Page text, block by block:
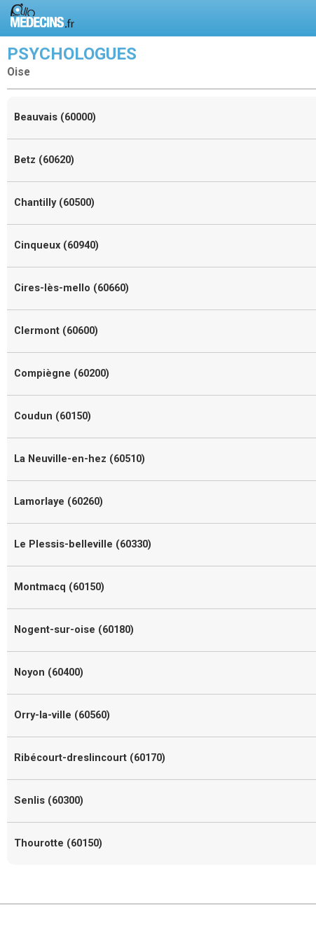
PSYCHOLOGUES
Oise
Beauvais (60000)
Betz (60620)
Chantilly (60500)
Cinqueux (60940)
Cires-lès-mello (60660)
Clermont (60600)
Compiègne (60200)
Coudun (60150)
La Neuville-en-hez (60510)
Lamorlaye (60260)
Le Plessis-belleville (60330)
Montmacq (60150)
Nogent-sur-oise (60180)
Noyon (60400)
Orry-la-ville (60560)
Ribécourt-dreslincourt (60170)
Senlis (60300)
Thourotte (60150)